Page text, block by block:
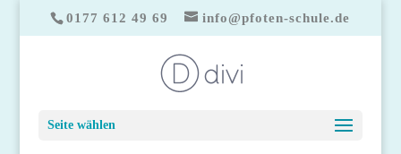
0177 612 49 69 info@pfoten-schule.de
Seite wählen